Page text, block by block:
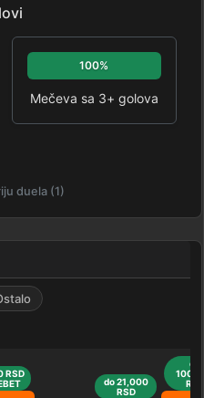
100%
Mečeva sa 3+ golova
duela (1)
RSD
do 21,000
RSD
do
RSD